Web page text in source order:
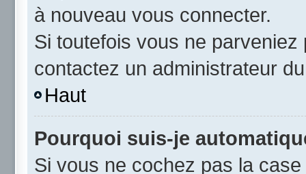
à nouveau vous connecter.
Si toutefois vous ne
contactez un administrateur
Haut
Pourquoi suis-je
Si vous ne cochez pas la case